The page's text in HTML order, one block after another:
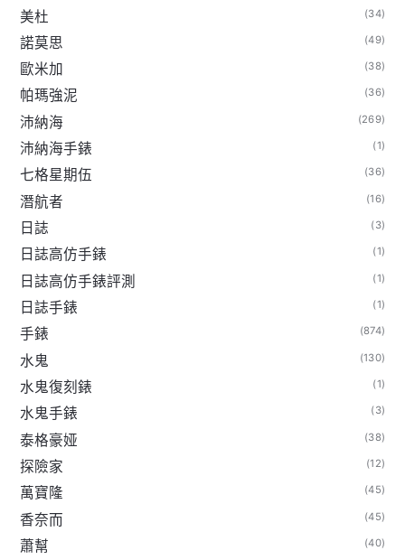
美杜 (34)
諾莫思 (49)
歐米加 (38)
帕瑪強泥 (36)
沛納海 (269)
沛納海手錶 (1)
七格星期伍 (36)
潛航者 (16)
日誌 (3)
日誌高仿手錶 (1)
日誌高仿手錶評測 (1)
日誌手錶 (1)
手錶 (874)
水鬼 (130)
水鬼復刻錶 (1)
水鬼手錶 (3)
泰格豪娅 (38)
探險家 (12)
萬寶隆 (45)
香奈而 (45)
蕭幫 (40)